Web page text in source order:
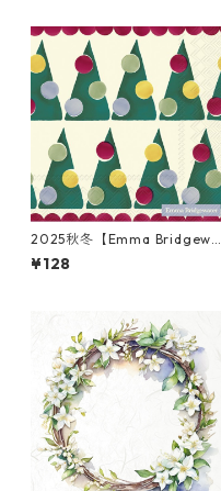
2025秋冬【Emma Bridgewa
ter】バラ売り2枚 ランチサイ
ズ ペーパーナプキン POLKA T
¥128